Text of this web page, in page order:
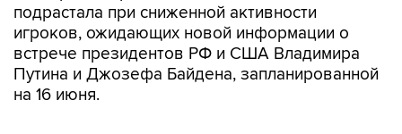
подрастала при сниженной активности
игроков, ожидающих новой информации о
встрече президентов РФ и США Владимира
Путина и Джозефа Байдена, запланированной
на 16 июня.